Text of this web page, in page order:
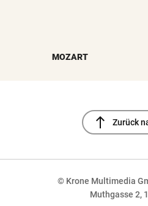
MOZART
north Zurück
© Krone Multimedia
Muthgasse 2,